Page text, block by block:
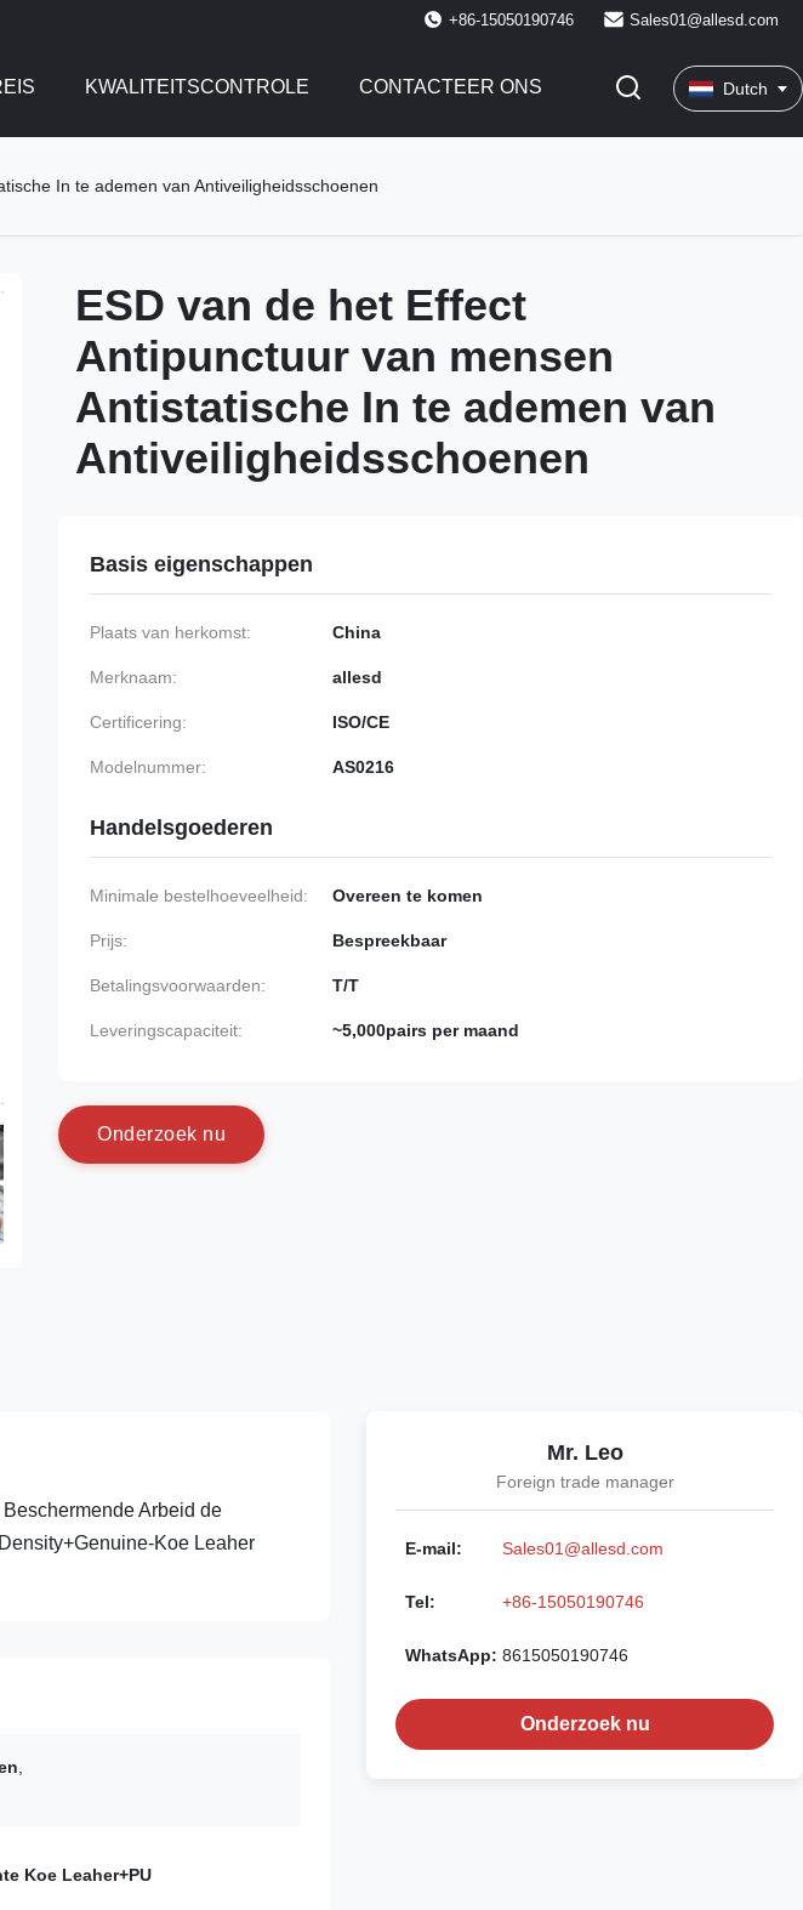
+86-15050190746 Sales01@allesd.com
KWALITEITSCONTROLE CONTACTEER ONS Dutch
In te ademen van Antiveiligheidsschoenen
ESD van de het Effect
Antipunctuur van mensen
Antistatische In te ademen van
Antiveiligheidsschoenen
Basis eigenschappen
Plaats van herkomst: China
Merknaam: allesd
Certificering: ISO/CE
Modelnummer: AS0216
Handelsgoederen
Minimale bestelhoeveelheid: Overeen te komen
Prijs: Bespreekbaar
Betalingsvoorwaarden: T/T
Leveringscapaciteit: ~5,000pairs per maand
Onderzoek nu
Arbeid de
Koe Leaher
Koe Leaher+PU
Mr. Leo
Foreign trade manager
E-mail: Sales01@allesd.com
Tel: +86-15050190746
WhatsApp: 8615050190746
Onderzoek nu